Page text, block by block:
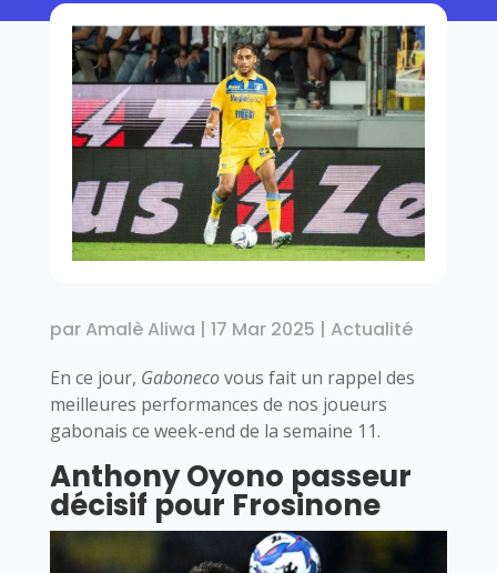
parAmalè Aliwa | 17 Mar 2025 | Actualité
En ce jour, Gabonecovous fait un rappel des
meilleures performances de nos joueurs
gabonais ce week-end de la semaine 11.
Anthony Oyono passeur
décisif pour Frosinone